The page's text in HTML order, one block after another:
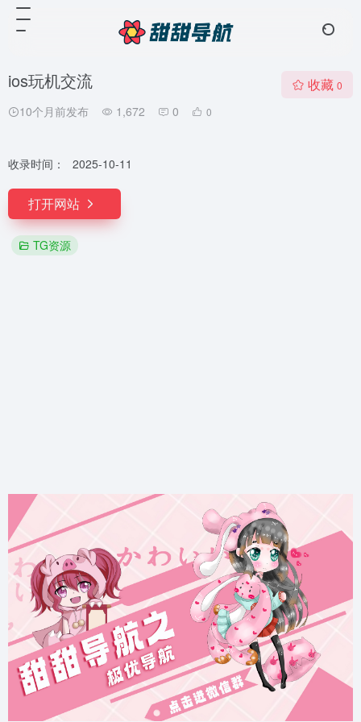
ios玩机交流
10个月前发布 1,672 0 0
收藏 0
收录时间： 2025-10-11
打开网站
TG资源